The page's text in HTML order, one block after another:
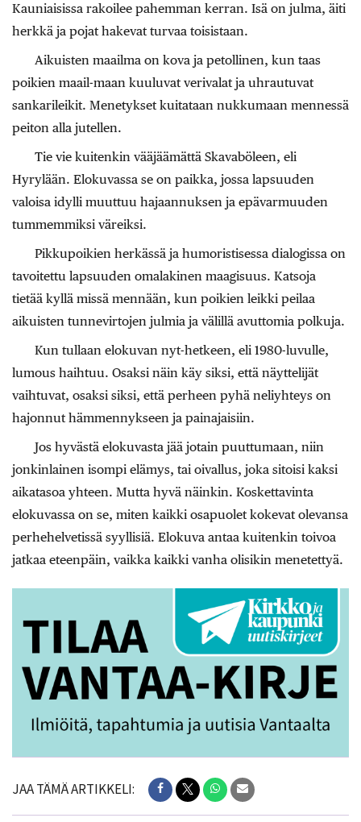
Kauniaisissa rakoilee pahemman kerran. Isä on julma, äiti
herkkä ja pojat hakevat turvaa toisistaan.
Aikuisten maailma on kova ja petollinen, kun taas
poikien maail-maan kuuluvat verivalat ja uhrautuvat
sankarileikit. Menetykset kuitataan nukkumaan mennessä
peiton alla jutellen.
Tie vie kuitenkin vääjäämättä Skavaböleen, eli
Hyrylään. Elokuvassa se on paikka, jossa lapsuuden
valoisa idylli muuttuu hajaannuksen ja epävarmuuden
tummemmiksi väreiksi.
Pikkupoikien herkässä ja humoristisessa dialogissa on
tavoitettu lapsuuden omalakinen maagisuus. Katsoja
tietää kyllä missä mennään, kun poikien leikki peilaa
aikuisten tunnevirtojen julmia ja välillä avuttomia polkuja.
Kun tullaan elokuvan nyt-hetkeen, eli 1980-luvulle,
lumous haihtuu. Osaksi näin käy siksi, että näyttelijät
vaihtuvat, osaksi siksi, että perheen pyhä neliyhteys on
hajonnut hämmennykseen ja painajaisiin.
Jos hyvästä elokuvasta jää jotain puuttumaan, niin
jonkinlainen isompi elämys, tai oivallus, joka sitoisi kaksi
aikatasoa yhteen. Mutta hyvä näinkin. Koskettavinta
elokuvassa on se, miten kaikki osapuolet kokevat olevansa
perhehelvetissä syyllisiä. Elokuva antaa kuitenkin toivoa
jatkaa eteenpäin, vaikka kaikki vanha olisikin menetettyä.
JAA TÄMÄ ARTIKKELI: